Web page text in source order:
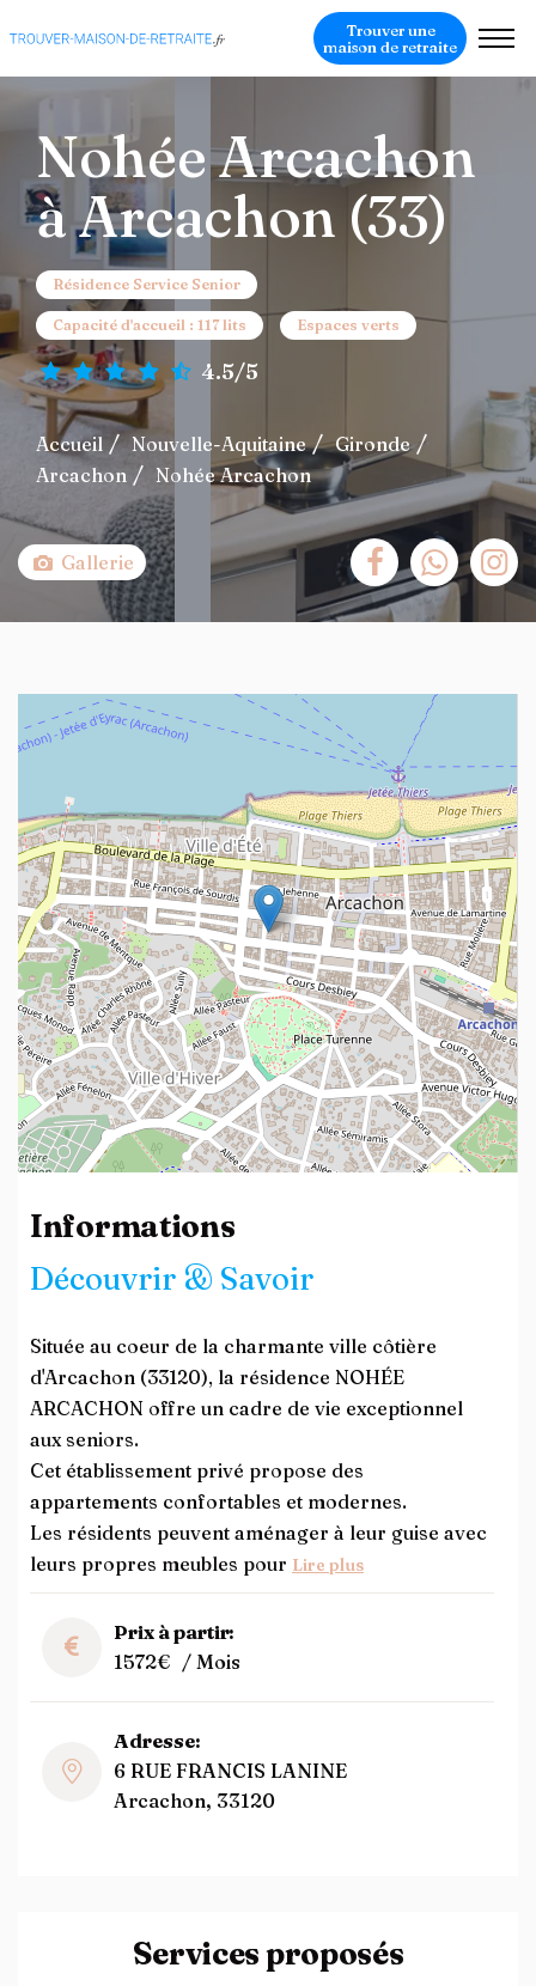
Trouver une
maison de retraite
Nohée Arcachon
à Arcachon (33)
Résidence Service Senior
Capacité d'accueil : 117 lits Espaces verts
4.5/5
Accueil Nouvelle-Aquitaine
Gironde
Arcachon
Nohée Arcachon
Gallerie
+
Leaflet| ©OpenStreetMapcontributors
Informations
Découvrir & Savoir
Située au coeur de la charmante ville côtière
d'Arcachon (33120), la résidence NOHÉE
ARCACHON offre un cadre de vie exceptionnel
aux seniors.
Cet établissement privé propose des
appartements confortables et modernes.
Les résidents peuvent aménager à leur guise avec
leurs propres meubles pour Lire plus
Prix à partir:
1572€ / Mois
Adresse:
6 RUE FRANCIS LANINE
Arcachon, 33120
Services proposés